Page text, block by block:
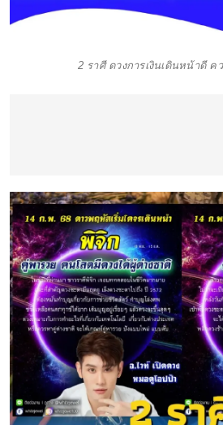
2 ราศี ดวงการเงินเดินหน้าดี ค